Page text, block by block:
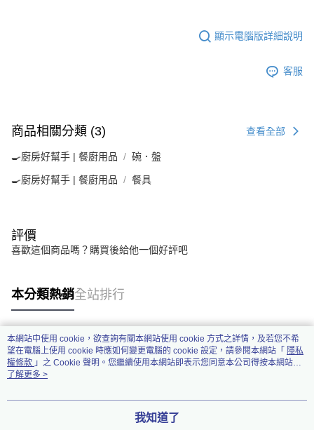
顯示電腦版詳細說明
客服
商品相關分類 (3) 查看全部
🍳廚房好幫手 | 餐廚用品 碗．盤
🍳廚房好幫手 | 餐廚用品 餐具
評價
喜歡這個商品嗎？購買後給他一個好評吧
本分類熱銷全站排行
熱門標籤
本網站中使用 cookie，欲查詢有關本網站使用 cookie 方式之詳情，及若您不希
望在電腦上使用 cookie 時應如何變更電腦的 cookie 設定，請參閱本網站「 隱私
權條款 」之 Cookie 聲明。您繼續使用本網站即表示您同意本公司得按本網站使
用條款之 Cookie 聲明使用 cookie。
了解更多 >
我知道了